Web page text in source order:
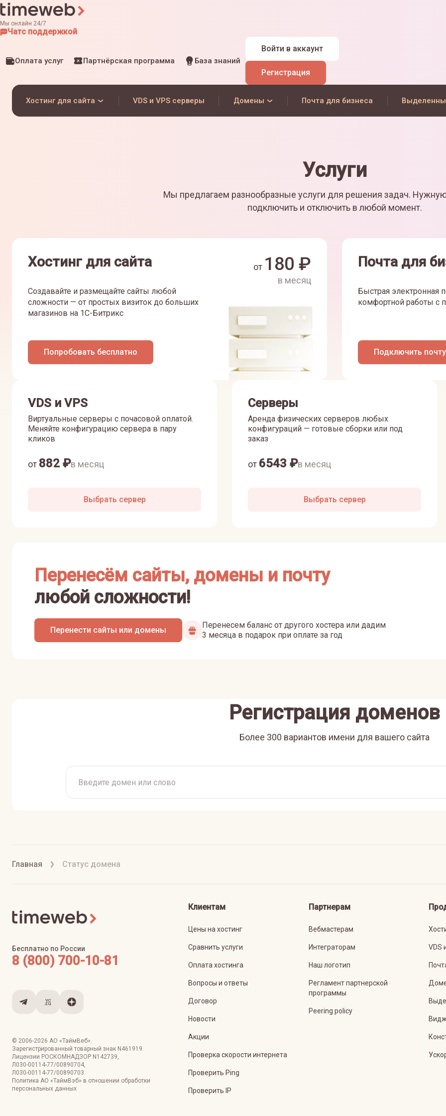
Мы онлайн 24/7
Чатс поддержкой
Оплата услуг Партнёрская программа База знаний
Войти в аккаунт
Регистрация
Хостинг для сайта VDS и VPS серверы Домены Почта для бизнеса
Услуги
Мы предлагаем разнообразные услуги для решения задач.
подключить и отключить в любой момент.
Хостинг для сайта
Создавайте и размещайте сайты любой
сложности — от простых визиток до больших
магазинов на 1С-Битрикс
Попробовать бесплатно
от 180 ₽
в месяц
Почта для
Быстрая электронная
комфортной работы с
Подключить почту
VDS и VPS
Виртуальные серверы с почасовой оплатой.
Меняйте конфигурацию сервера в пару
кликов
от 882 ₽в месяц
Выбрать сервер
Серверы
Аренда физических серверов любых
конфигураций — готовые сборки или под
заказ
от 6543 ₽в месяц
Выбрать сервер
Перенесём сайты, домены и почту
любой сложности!
Перенести сайты или домены
Перенесем баланс от другого хостера или дадим
3 месяца в подарок при оплате за год
Регистрация доменов
Более 300 вариантов имени для вашего сайта
Главная Статус домена
Бесплатно по России
8 (800) 700-10-81
© 2006-2026 АО «ТаймВеб».
Зарегистрированный товарный знак N461919.
Лицензии РОСКОМНАДЗОР N142739,
Л030-00114-77/00890704,
Л030-00114-77/00890703.
Политика АО «ТаймВэб» в отношении обработки
персональных данных
Клиентам
Цены на хостинг
Сравнить услуги
Оплата хостинга
Вопросы и ответы
Договор
Новости
Акции
Проверка скорости интернета
Проверить Ping
Проверить IP
Партнерам
Вебмастерам
Интеграторам
Наш логотип
Регламент партнерской
программы
Peering policy
VDS